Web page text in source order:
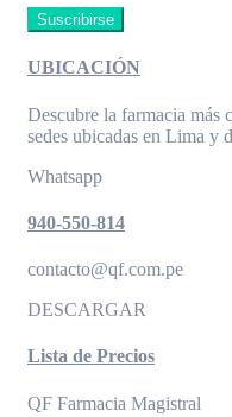
UBICACIÓN
Descubre la farmacia más
sedes ubicadas en Lima y
Whatsapp
940-550-814
contacto@qf.com.pe
DESCARGAR
Lista de Precios
QF Farmacia Magistral